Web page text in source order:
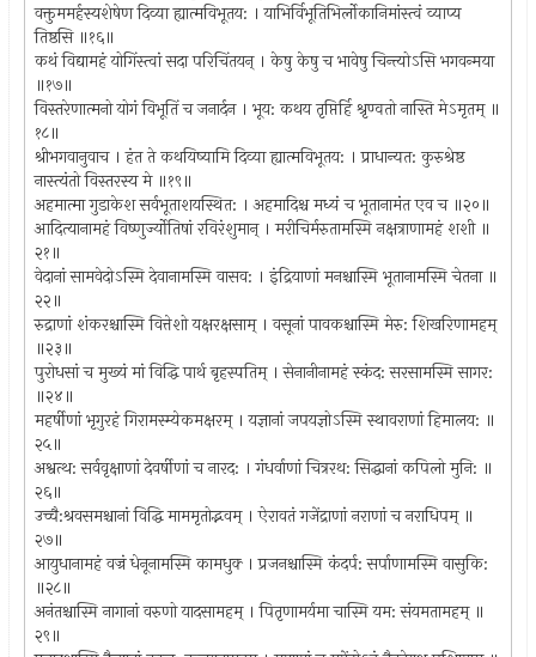
वक्तुममर्हस्यशेषेण दिव्या ह्यात्मविभूतय: । याभिर्विभूतिभिर्लोकानिमांस्त्वं व्याप्य
तिष्ठसि ॥१६॥
कथं विद्यामहं योगिंस्त्वां सदा परिचिंतयन् । केषु केषु च भावेषु चिन्त्योऽसि भगवन्मया
॥१७॥
विस्तरेणात्मनो योगं विभूतिं च जनार्दन । भूय: कथय तृप्तिर्हि श्रृण्वतो नास्ति मेऽमृतम् ॥
१८॥
श्रीभगवानुवाच । हंत ते कथयिष्यामि दिव्या ह्यात्मविभूतय: । प्राधान्यत: कुरुश्रेष्ठ
नास्त्यंतो विस्तरस्य मे ॥१९॥
अहमात्मा गुडाकेश सर्वभूताशयस्थित: । अहमादिश्च मध्यं च भूतानामंत एव च ॥२०॥
आदित्यानामहं विष्णुर्ज्योतिषां रविरंशुमान् । मरीचिर्मरुतामस्मि नक्षत्राणामहं शशी ॥
२१॥
वेदानां सामवेदोऽस्मि देवानामस्मि वासव: । इंद्रियाणां मनश्चास्मि भूतानामस्मि चेतना ॥
२२॥
रुद्राणां शंकरश्चास्मि वित्तेशो यक्षरक्षसाम् । वसूनां पावकश्चास्मि मेरु: शिखरिणामहम्
॥२३॥
पुरोधसां च मुख्यं मां विद्धि पार्थ बृहस्पतिम् । सेनानीनामहं स्कंद: सरसामस्मि सागर:
॥२४॥
महर्षीणां भृगुरहं गिरामस्म्येकमक्षरम् । यज्ञानां जपयज्ञोऽस्मि स्थावराणां हिमालय: ॥
२५॥
अश्वत्थ: सर्ववृक्षाणां देवर्षीणां च नारद: । गंधर्वाणां चित्ररथ: सिद्धानां कपिलो मुनि: ॥
२६॥
उच्चै:श्रवसमश्चानां विद्धि माममृतोद्भवम् । ऐरावतं गजेंद्राणां नराणां च नराधिपम् ॥
२७॥
आयुधानामहं वज्रं धेनूनामस्मि कामधुक्‍ । प्रजनश्चास्मि कंदर्प: सर्पाणामस्मि वासुकि:
॥२८॥
अनंतश्चास्मि नागानां वरुणो यादसामहम् । पितृणामर्यमा चास्मि यम: संयमतामहम् ॥
२९॥